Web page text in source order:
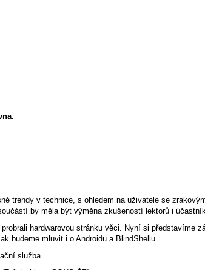
trendy v technice, s ohledem na uživatele se
by měla být výměna zkušeností lektorů i
hardwarovou stránku věci. Nyní si představíme
budeme mluvit i o Androidu a BlindShellu.
služba.